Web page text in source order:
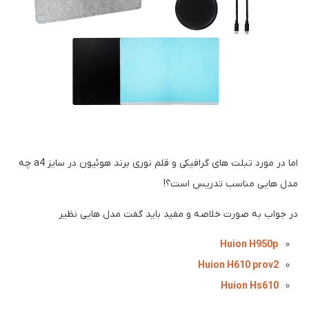
اما در مورد تبلت های گرافیکی و قلم نوری برند هوئیون در سایز a4 چه
مدل هایی مناسب تدریس است؟!
در جواب به صورت خلاصه و مفید باید گفت مدل هایی نظیر
Huion H950p
Huion H610 prov2
Huion Hs610